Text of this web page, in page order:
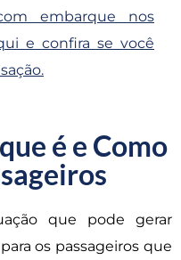
embarque nos
e confira se você
é e Como
que pode gerar
os passageiros que